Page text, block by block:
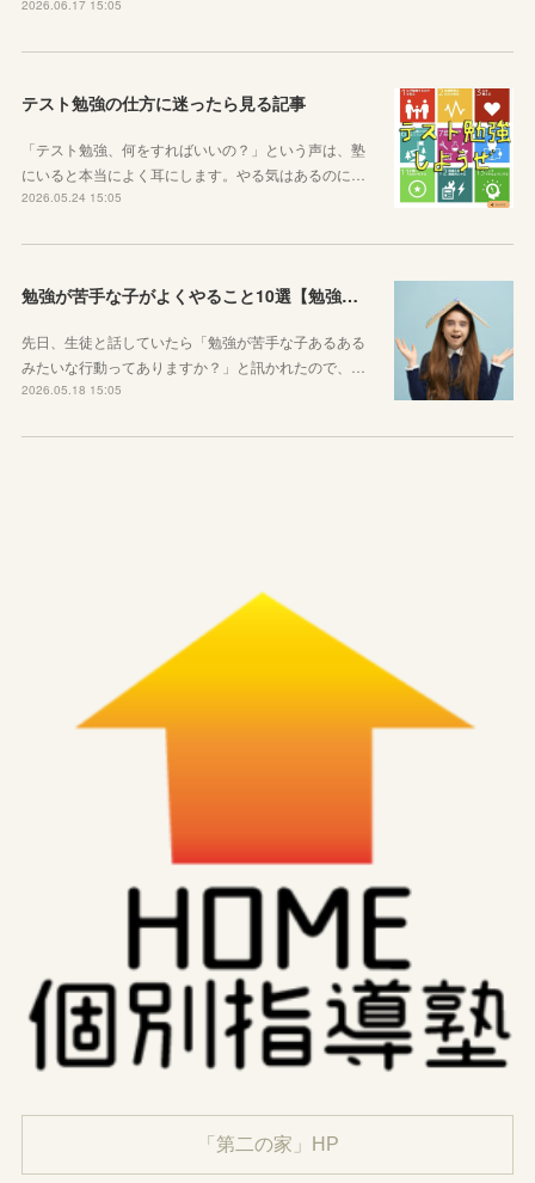
2026.06.17 15:05
テスト勉強の仕方に迷ったら見る記事
「テスト勉強、何をすればいいの？」という声は、塾
にいると本当によく耳にします。やる気はあるのに…
2026.05.24 15:05
勉強が苦手な子がよくやること10選【勉強苦手あるある】
先日、生徒と話していたら「勉強が苦手な子あるある
みたいな行動ってありますか？」と訊かれたので、…
2026.05.18 15:05
「第二の家」HP